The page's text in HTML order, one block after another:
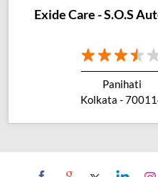
Exide Care - S.O.S
Panihati
Kolkata -